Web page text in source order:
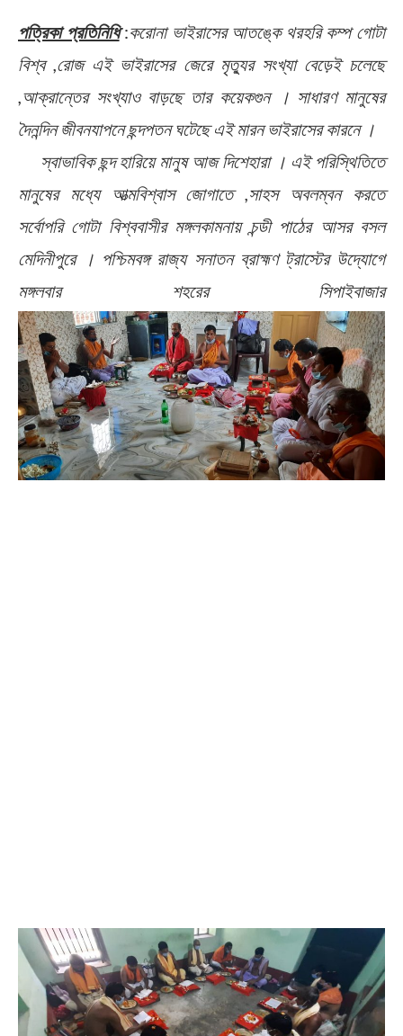
পত্রিকা প্রতিনিধি:করোনা ভাইরাসের আতঙ্কে থরহরি কম্প গোটা
বিশ্ব ,রোজ এই ভাইরাসের জেরে মৃত্যুর সংখ্যা বেড়েই চলেছে
,আক্রান্তের সংখ্যাও বাড়ছে তার কয়েকগুন । সাধারণ মানুষের
দৈনন্দিন জীবনযাপনে ছন্দপতন ঘটেছে এই মারন ভাইরাসের কারনে ।
স্বাভাবিক ছন্দ হারিয়ে মানুষ আজ দিশেহারা । এই পরিস্থিতিতে
মানুষের মধ্যে আত্মবিশ্বাস জোগাতে ,সাহস অবলম্বন করতে
সর্বোপরি গোটা বিশ্ববাসীর মঙ্গলকামনায় চন্ডী পাঠের আসর বসল
মেদিনীপুরে । পশ্চিমবঙ্গ রাজ্য সনাতন ব্রাহ্মণ ট্রাস্টের উদ্যোগে
মঙ্গলবার শহরের সিপাইবাজার